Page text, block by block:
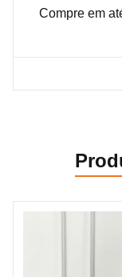
Compre em